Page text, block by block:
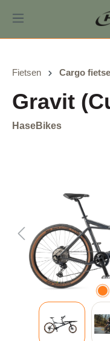
Fietsen Cargo
Gravit
HaseBikes